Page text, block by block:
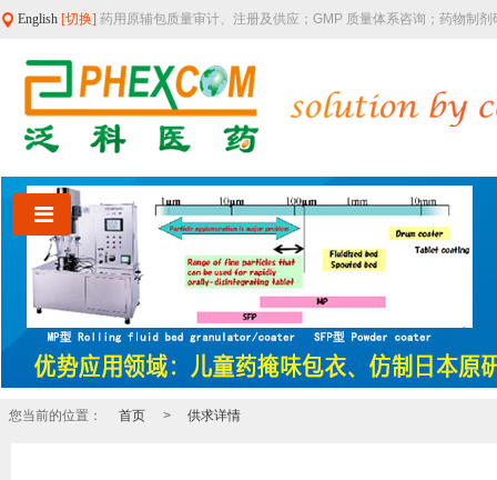
English [切换] 药用原辅包质量审计、注册及供应；GMP 质量体系咨询；药物制
您当前的位置： 首页 > 供求详情